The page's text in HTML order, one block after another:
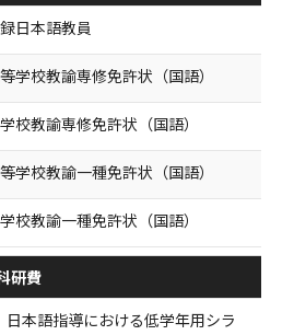
日本語教員
学校教諭専修免許状（国語）
校教諭専修免許状（国語）
学校教諭一種免許状（国語）
校教諭一種免許状（国語）
研費
日本語指導における低学年用シラ